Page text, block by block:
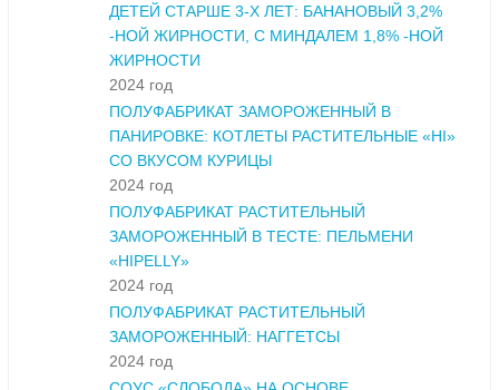
ДЕТЕЙ СТАРШЕ 3-Х ЛЕТ: БАНАНОВЫЙ 3,2%
-НОЙ ЖИРНОСТИ, С МИНДАЛЕМ 1,8% -НОЙ
ЖИРНОСТИ
2024 год
ПОЛУФАБРИКАТ ЗАМОРОЖЕННЫЙ В
ПАНИРОВКЕ: КОТЛЕТЫ РАСТИТЕЛЬНЫЕ «HI»
СО ВКУСОМ КУРИЦЫ
2024 год
ПОЛУФАБРИКАТ РАСТИТЕЛЬНЫЙ
ЗАМОРОЖЕННЫЙ В ТЕСТЕ: ПЕЛЬМЕНИ
«HIPELLY»
2024 год
ПОЛУФАБРИКАТ РАСТИТЕЛЬНЫЙ
ЗАМОРОЖЕННЫЙ: НАГГЕТСЫ
2024 год